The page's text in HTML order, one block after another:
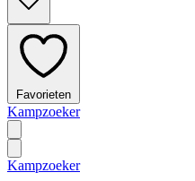
Favorieten
Kampzoeker
Kampzoeker